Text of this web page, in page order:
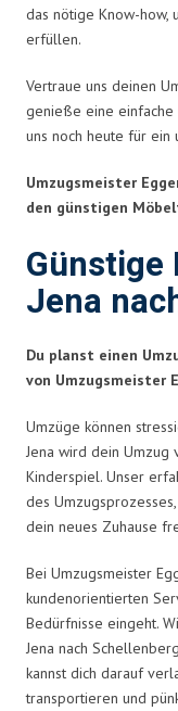
das nötige Know-how,
erfüllen.
Vertraue uns deinen
genieße eine einfache
uns noch heute für ein
Umzugsmeister
den günstigen
Günstige
Jena
Du planst einen
von Umzugsmeister
Umzüge können
Jena wird dein Umzug
Kinderspiel. Unser
des
dein neues Zuhause
Bei Umzugsmeister
kundenorientierten
Bedürfnisse eingeht.
Jena nach
kannst dich darauf
transportieren und